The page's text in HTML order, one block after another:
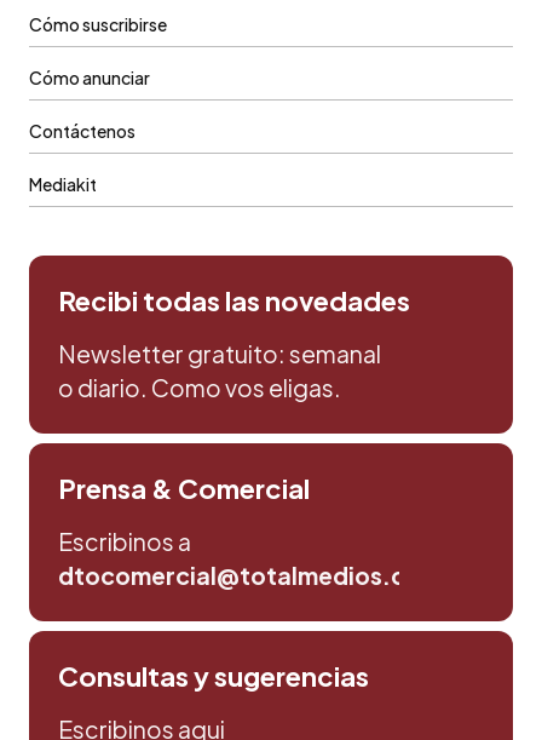
Cómo suscribirse
Cómo anunciar
Contáctenos
Mediakit
Recibi todas las novedades
Newsletter gratuito: semanal
o diario. Como vos eligas.
Prensa & Comercial
Escribinos a
dtocomercial@totalmedios.com
Consultas y sugerencias
Escribinos aqui